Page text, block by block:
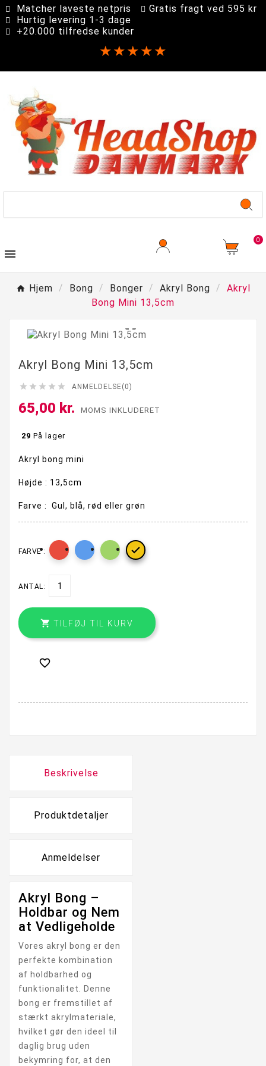
Matcher laveste netpris
Gratis fragt ved 595 kr
Hurtig levering 1-3 dage
+20.000 tilfredse kunder
★★★★★

0
Hjem Bong Bonger Akryl Bong
Akryl
Bong Mini 13,5cm
Akryl Bong Mini 13,5cm
     ANMELDELSE(0)
65,00 kr. MOMS INKLUDERET
29 På lager
Akryl bong mini
Højde : 13,5cm
Farve : Gul, blå, rød eller grøn
FARVE : 
ANTAL:
 TILFØJ TIL KURV

Beskrivelse
Produktdetaljer
Anmeldelser
Akryl Bong –
Holdbar og Nem
at Vedligeholde
Vores akryl bong er den
perfekte kombination
af holdbarhed og
funktionalitet. Denne
bong er fremstillet af
stærkt akrylmateriale,
hvilket gør den ideel til
daglig brug uden
bekymring for, at den